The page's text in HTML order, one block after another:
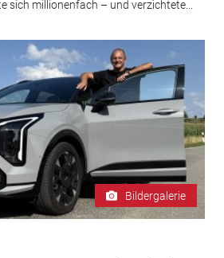
sich millionenfach – und verzichtete...
Bildergalerie